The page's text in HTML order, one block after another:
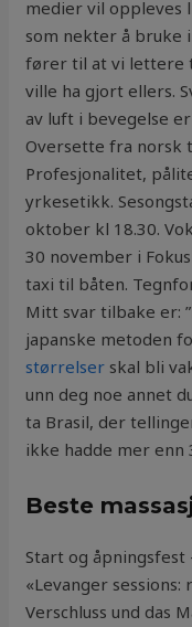
medier vil oppleves
som nekter å
fører til at vi lettere
ville ha gjort ellers.
av luft i bevegelse
Oversette fra norsk
Profesjonalitet,
yrkesetikk.
oktober kl 18.30.
30 november i
taxi til båten.
Mitt svar tilbake er:
japanske metoden
størrelser skal bli
unn deg noe annet
ta Brasil, der
ikke hadde mer enn
Beste
Start og
«Levanger
Verschluss und das